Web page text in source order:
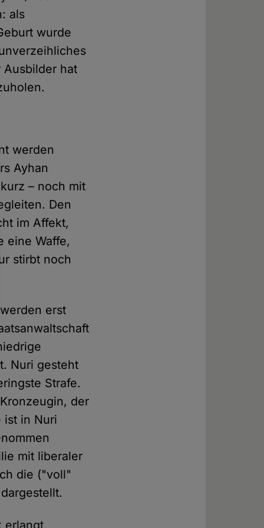
als
wurde
Ausbilder hat
werden
Ayhan
– noch mit
Den
im Affekt,
eine Waffe,
stirbt noch
erst
Nuri gesteht
Strafe.
der
ist in Nuri
mit liberaler
die ("voll"